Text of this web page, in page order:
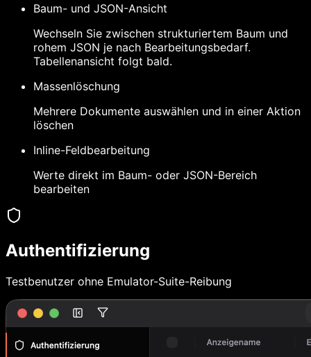
Baum- und JSON-Ansicht
Wechseln Sie zwischen strukturiertem Baum und
rohem JSON je nach Bearbeitungsbedarf.
Tabellenansicht folgt bald.
Massenlöschung
Mehrere Dokumente auswählen und in einer Aktion
löschen
Inline-Feldbearbeitung
Werte direkt im Baum- oder JSON-Bereich
bearbeiten
Authentifizierung
Testbenutzer ohne Emulator-Suite-Reibung